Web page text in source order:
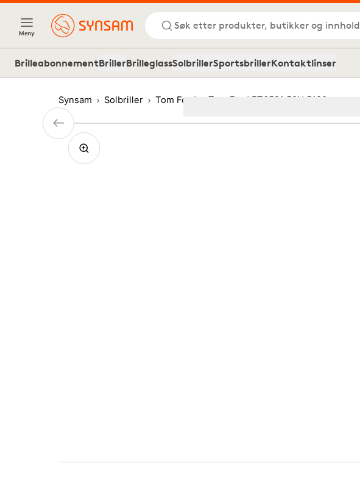
Meny
Søk etter produkter, butikker og innhold
BrilleabonnementBrillerBrilleglassSolbrillerSportsbrillerKontaktlinser
Synsam Solbriller Tom Ford Tom Ford FT0591 52N 5120